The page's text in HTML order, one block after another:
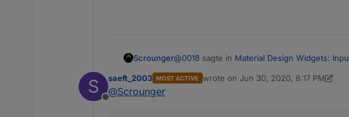
Scrounger@0018 sagte in Material Design Widgets:
S
Offline
saeft_2003 MOST ACTIVE wrote on Jun 30, 2020, 8:17 PM
last edited by saeft_2003Jun 30,
@Scrounger